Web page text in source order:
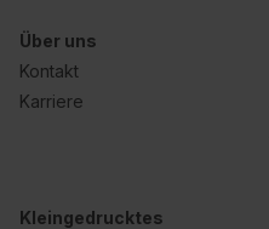
Über uns
Kontakt
Karriere
Kleingedrucktes